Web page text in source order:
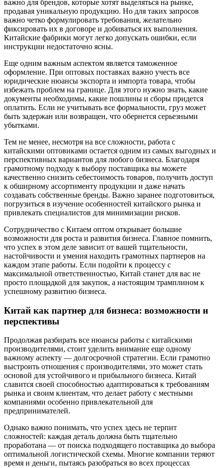
важно для брендов, которые хотят выделяться на рынке,
продавая уникальную продукцию. Но для таких запросов
важно четко формулировать требования, желательно
фиксировать их в договоре и добиваться их выполнения.
Китайские фабрики могут легко допускать ошибки, если
инструкции недостаточно ясны.
Еще одним важным аспектом является таможенное
оформление. При оптовых поставках важно учесть все
юридические нюансы экспорта и импорта товара, чтобы
избежать проблем на границе. Для этого нужно знать, какие
документы необходимы, какие пошлины и сборы придется
оплатить. Если не учитывать все формальности, груз может
быть задержан или возвращен, что обернется серьезными
убытками.
Тем не менее, несмотря на все сложности, работа с
китайскими оптовиками остается одним из самых выгодных и
перспективных вариантов для любого бизнеса. Благодаря
грамотному подходу к выбору поставщика вы можете
качественно снизить себестоимость товаров, получить доступ
к обширному ассортименту продукции и даже начать
создавать собственные бренды. Важно заранее подготовиться,
погрузиться в изучение особенностей китайского рынка и
привлекать специалистов для минимизации рисков.
Сотрудничество с Китаем оптом открывает большие
возможности для роста и развития бизнеса. Главное помнить,
что успех в этом деле зависит от вашей тщательности,
настойчивости и умения находить грамотных партнеров на
каждом этапе работы. Если подойти к процессу с
максимальной ответственностью, Китай станет для вас не
просто площадкой для закупок, а настоящим трамплином к
успешному развитию бизнеса.
Китай как партнер для бизнеса: возможности и
перспективы
Продолжая разбирать все нюансы работы с китайскими
производителями, стоит уделить внимание еще одному
важному аспекту — долгосрочной стратегии. Если грамотно
выстроить отношения с производителями, это может стать
основой для устойчивого и прибыльного бизнеса. Китай
славится своей способностью адаптироваться к требованиям
рынка и своим клиентам, что делает работу с местными
компаниями особенно привлекательной для
предпринимателей.
Однако важно понимать, что успех здесь не терпит
сложностей: каждая деталь должна быть тщательно
проработана — от поиска подходящего поставщика до выбора
оптимальной логистической схемы. Многие компании теряют
время и деньги, пытаясь разобраться во всех процессах